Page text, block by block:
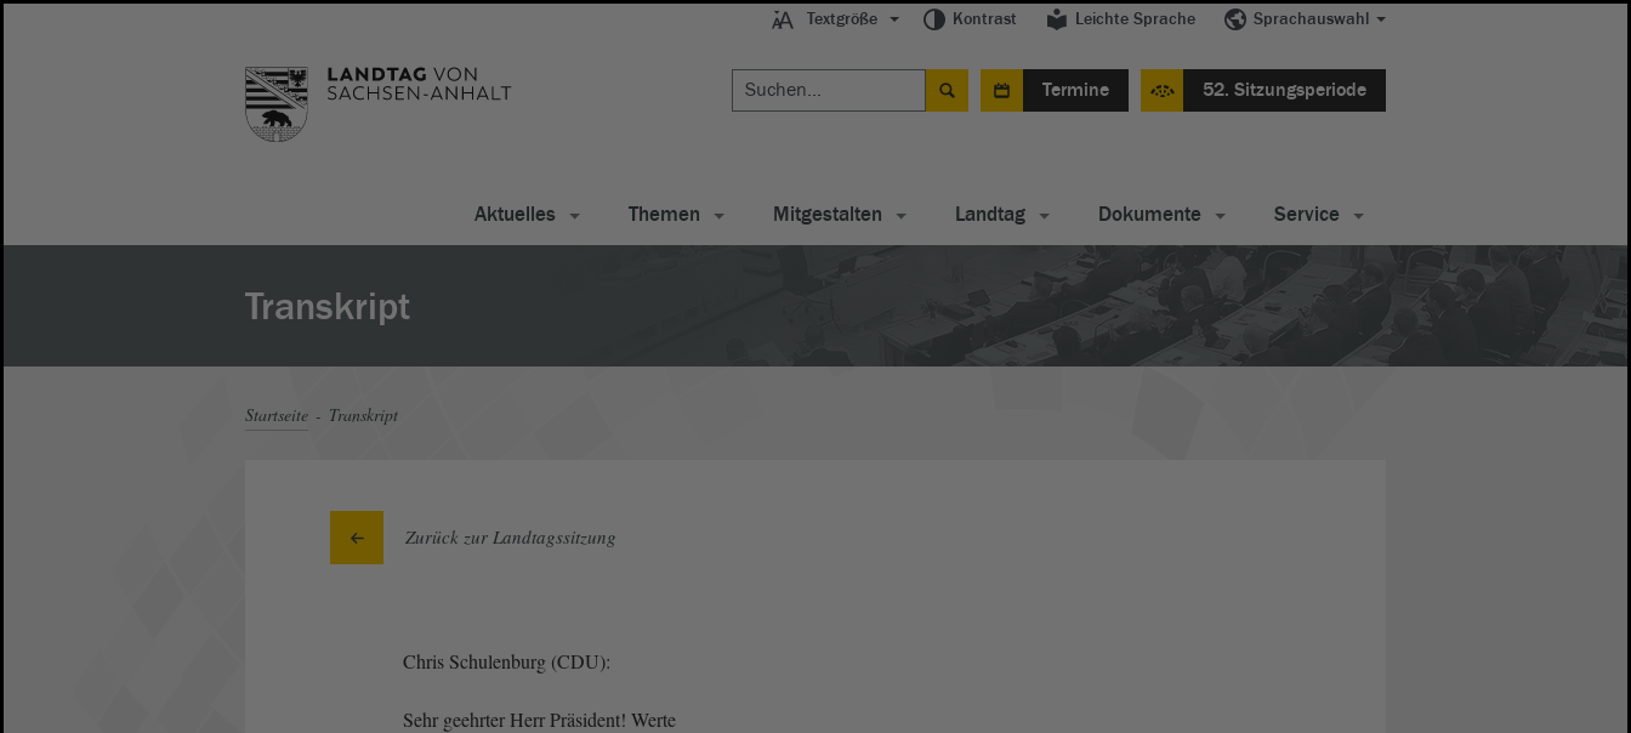
Textgröße Kontrast Leichte Sprache Sprachauswahl
Termine 52. Sitzungsperiode
Aktuelles Themen Mitgestalten Landtag Dokumente Service
Transkript
Startseite Transkript
Zurück zur Landtagssitzung
Chris Schulenburg (CDU):
Sehr geehrter Herr Präsident! Werte